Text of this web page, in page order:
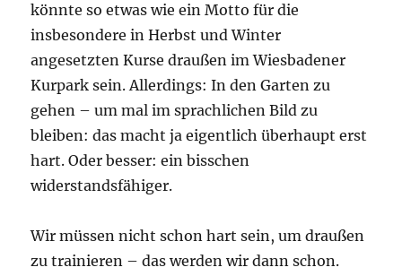
könnte so etwas wie ein Motto für die
insbesondere in Herbst und Winter
angesetzten Kurse draußen im Wiesbadener
Kurpark sein. Allerdings: In den Garten zu
gehen – um mal im sprachlichen Bild zu
bleiben: das macht ja eigentlich überhaupt erst
hart. Oder besser: ein bisschen
widerstandsfähiger.
Wir müssen nicht schon hart sein, um draußen
zu trainieren – das werden wir dann schon.